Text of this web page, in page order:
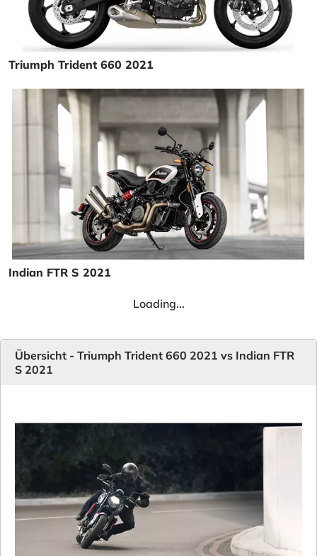
Triumph Trident 660 2021
Indian FTR S 2021
Loading...
Übersicht - Triumph Trident 660 2021 vs Indian FTR
S 2021